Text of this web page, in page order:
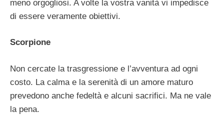
meno orgogliosi. A volte la vostra vanità vi impedisce
di essere veramente obiettivi.
Scorpione
Non cercate la trasgressione e l’avventura ad ogni
costo. La calma e la serenità di un amore maturo
prevedono anche fedeltà e alcuni sacrifici. Ma ne vale
la pena.